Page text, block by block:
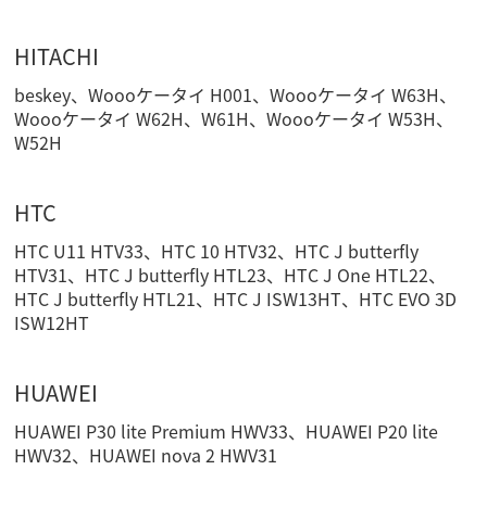
HITACHI
beskey、Woooケータイ H001、Woooケータイ W63H、
Woooケータイ W62H、W61H、Woooケータイ W53H、
W52H
HTC
HTC U11 HTV33、HTC 10 HTV32、HTC J butterfly
HTV31、HTC J butterfly HTL23、HTC J One HTL22、
HTC J butterfly HTL21、HTC J ISW13HT、HTC EVO 3D
ISW12HT
HUAWEI
HUAWEI P30 lite Premium HWV33、HUAWEI P20 lite
HWV32、HUAWEI nova 2 HWV31